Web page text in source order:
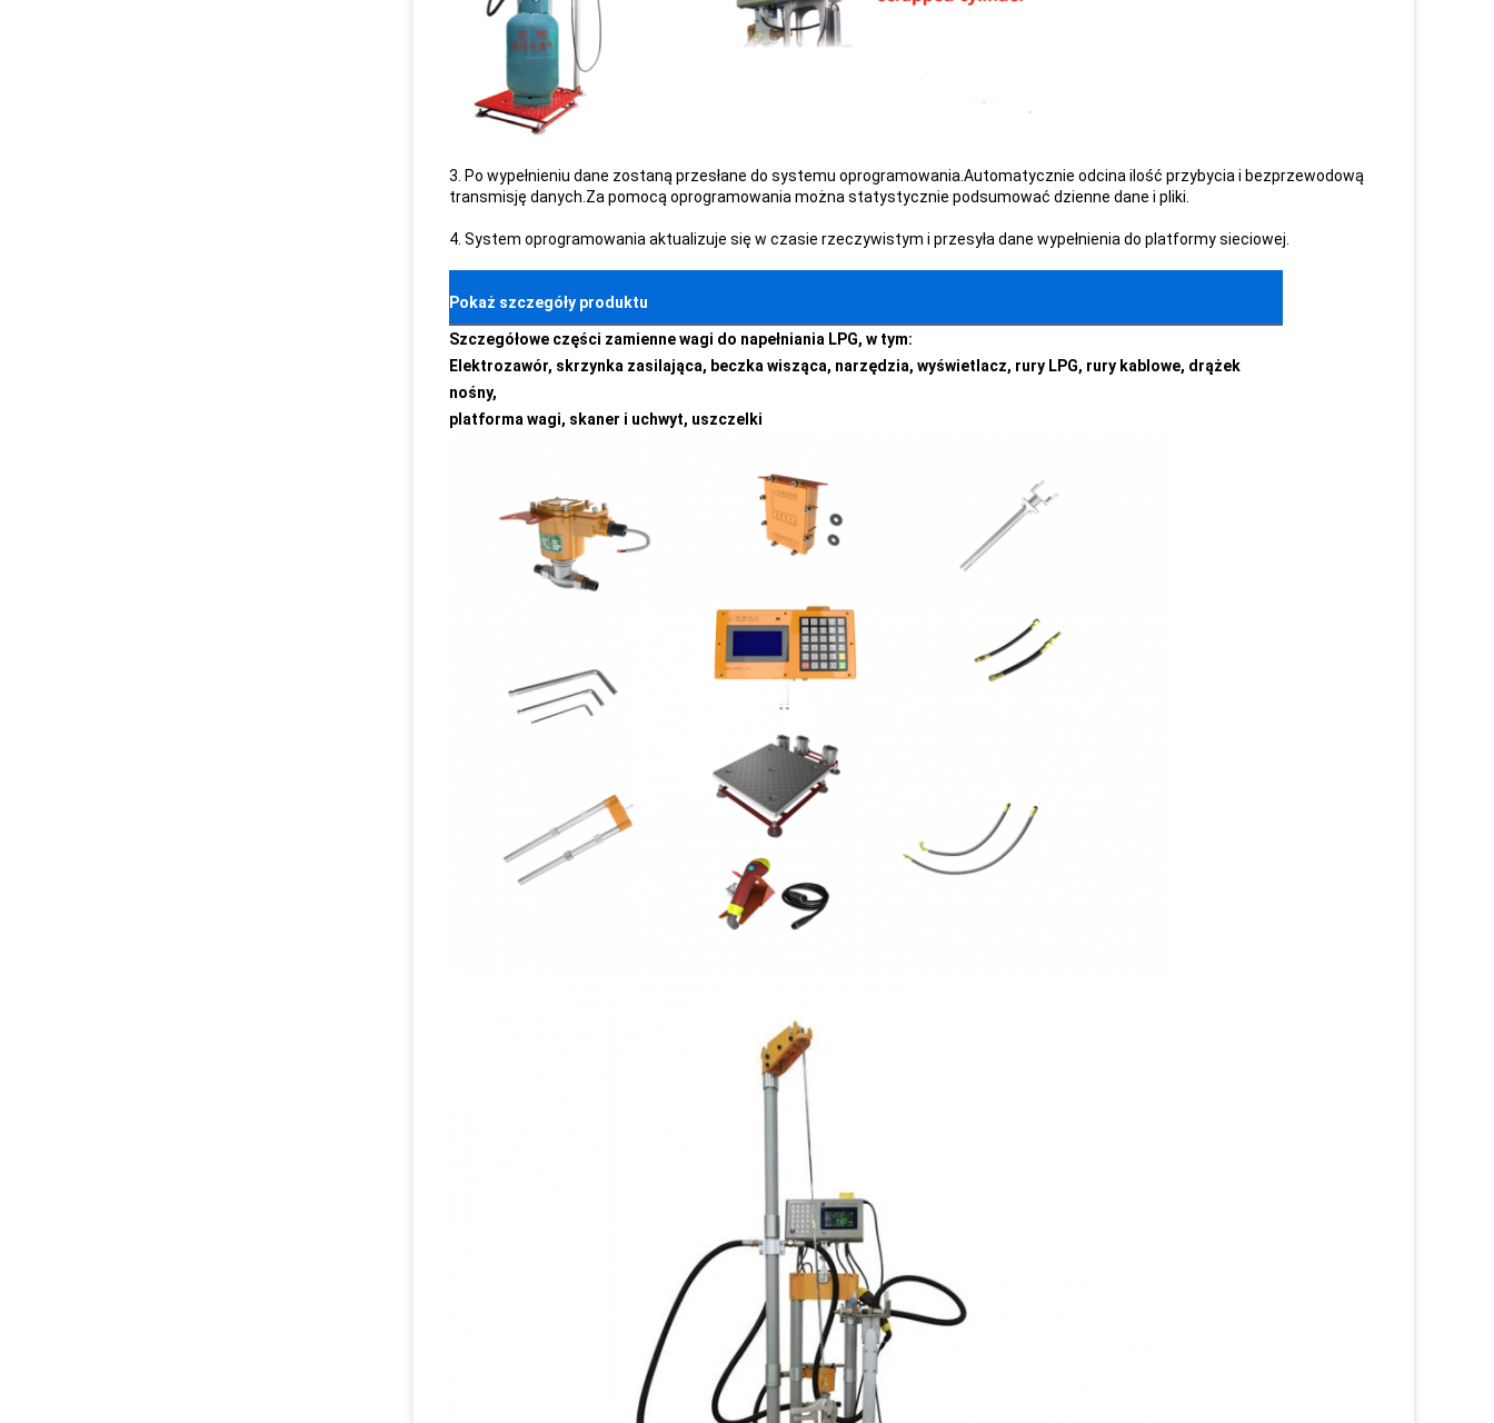
3. Po wypełnieniu dane zostaną przesłane do systemu oprogramowania.Automatycznie odcina ilość przybycia i bezprzewodową
transmisję danych.Za pomocą oprogramowania można statystycznie podsumować dzienne dane i pliki.
4. System oprogramowania aktualizuje się w czasie rzeczywistym i przesyła dane wypełnienia do platformy sieciowej.
Pokaż szczegóły produktu
Szczegółowe części zamienne wagi do napełniania LPG, w tym:
Elektrozawór, skrzynka zasilająca, beczka wisząca, narzędzia, wyświetlacz, rury LPG, rury kablowe, drążek
nośny,
platforma wagi, skaner i uchwyt, uszczelki